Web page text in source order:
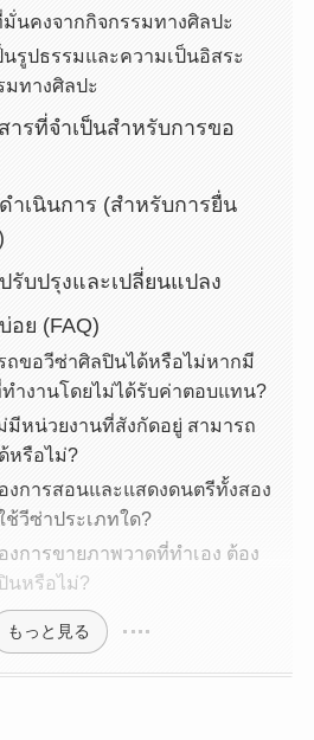
นคงจากกิจกรรมทางศิลปะ
รูปธรรมและความเป็นอิสระ
มทางศิลปะ
ารที่จำเป็นสำหรับการขอ
ำเนินการ (สำหรับการยื่น
รับปรุงและเปลี่ยนแปลง
อย (FAQ)
ถขอวีซ่าศิลปินได้หรือไม่หากมี
ทำงานโดยไม่ได้รับค่าตอบแทน?
มีหน่วยงานที่สังกัดอยู่ สามารถ
หรือไม่?
งการสอนและแสดงดนตรีทั้งสอง
ช้วีซ่าประเภทใด?
งการขายภาพวาดที่ทำเอง ต้อง
นหรือไม่?
もっと見る